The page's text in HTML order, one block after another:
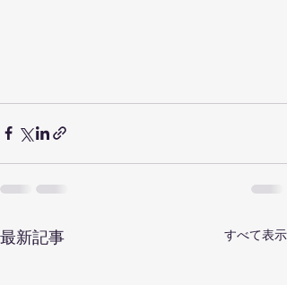
最新記事 すべて表示